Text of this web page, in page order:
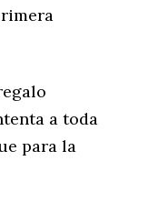
a toda
para la